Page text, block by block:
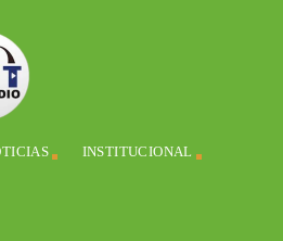
INSTITUCIONAL